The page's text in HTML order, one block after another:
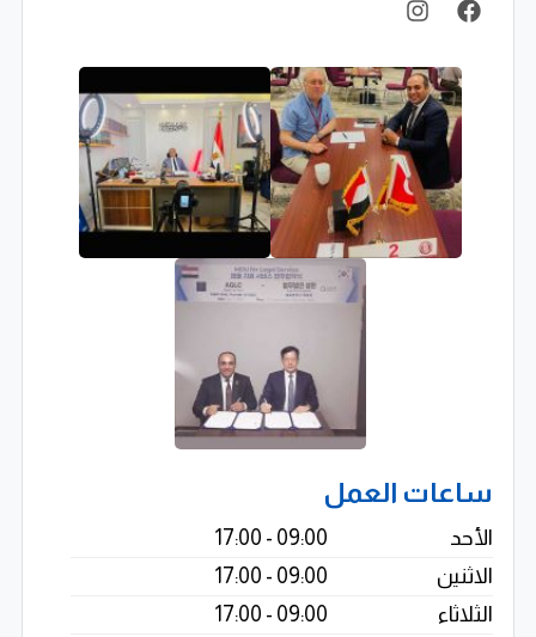
ساعات العمل
الأحد
09:00 - 17:00
الاثنين
09:00 - 17:00
الثلاثاء
09:00 - 17:00